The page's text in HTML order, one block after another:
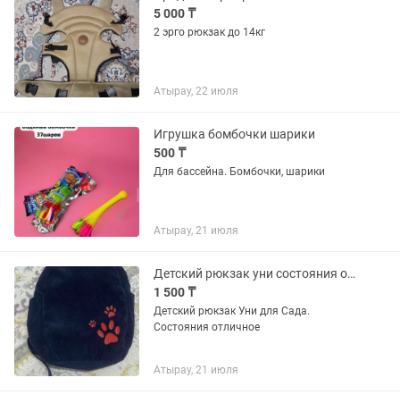
5 000 ₸
2 эрго рюкзак до 14кг
Атырау, 22 июля
Игрушка бомбочки шарики
500 ₸
Для бассейна. Бомбочки, шарики
Атырау, 21 июля
Детский рюкзак уни состояния отличное
1 500 ₸
Детский рюкзак Уни для Сада.
Состояния отличное
Атырау, 21 июля